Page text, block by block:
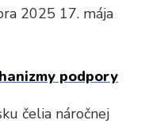
2025 17. mája
podpory
čelia náročnej